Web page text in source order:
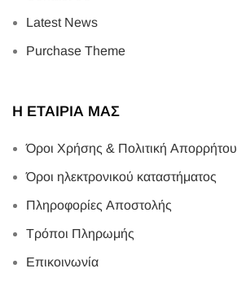
Latest News
Purchase Theme
Η ΕΤΑΙΡΙΑ ΜΑΣ
Όροι Χρήσης & Πολιτική Απορρήτου
Όροι ηλεκτρονικού καταστήματος
Πληροφορίες Αποστολής
Τρόποι Πληρωμής
Επικοινωνία